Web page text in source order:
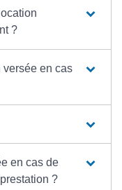
?
versée en cas
en cas de
?